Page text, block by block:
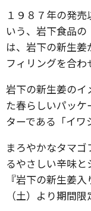
１９８７年の発
いう、岩下食品
は、岩下の新生
フィリングを合わ
岩下の新生姜のイ
た春らしいパッ
ターである「イ
まろやかなタマ
るやさしい辛味
『岩下の新生姜
（土）より期間限